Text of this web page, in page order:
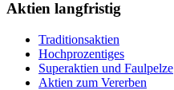
Aktien langfristig
Traditionsaktien
Hochprozentiges
Superaktien und Faulpelze
Aktien zum Vererben